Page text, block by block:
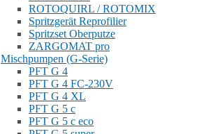
ROTOQUIRL / ROTOMIX
Spritzgerät Reprofilier
Spritzset Oberputze
ZARGOMAT pro
Mischpumpen (G-Serie)
PFT G 4
PFT G 4 FC-230V
PFT G 4 XL
PFT G 5 c
PFT G 5 c eco